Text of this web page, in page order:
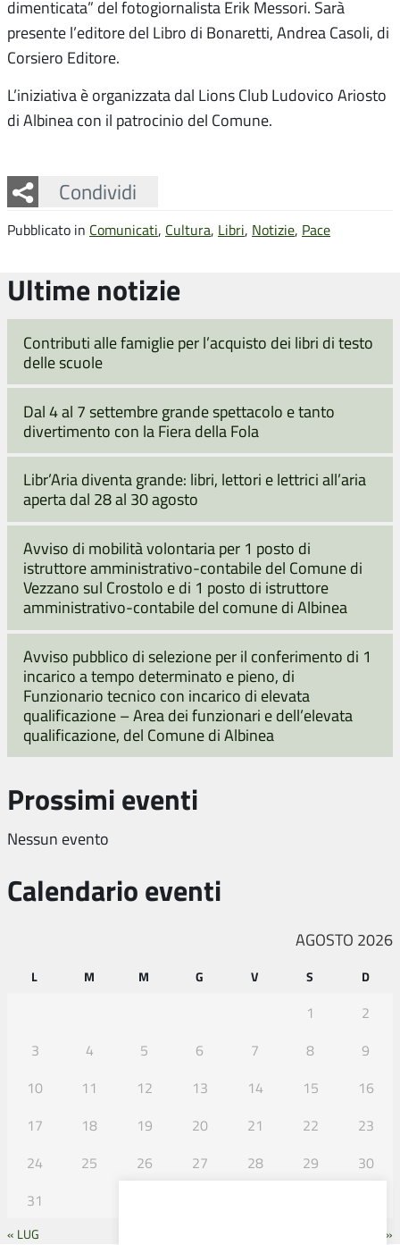
dimenticata” del fotogiornalista Erik Messori. Sarà
presente l’editore del Libro di Bonaretti, Andrea Casoli, di
Corsiero Editore.
L’iniziativa è organizzata dal Lions Club Ludovico Ariosto
di Albinea con il patrocinio del Comune.
Condividi
Facebook
Twitter
Whatsapp
Pubblicato in Comunicati, Cultura, Libri, Notizie, Pace
Ultime notizie
Contributi alle famiglie per l’acquisto dei libri di testo
delle scuole
Dal 4 al 7 settembre grande spettacolo e tanto
divertimento con la Fiera della Fola
Libr’Aria diventa grande: libri, lettori e lettrici all’aria
aperta dal 28 al 30 agosto
Avviso di mobilità volontaria per 1 posto di
istruttore amministrativo-contabile del Comune di
Vezzano sul Crostolo e di 1 posto di istruttore
amministrativo-contabile del comune di Albinea
Avviso pubblico di selezione per il conferimento di 1
incarico a tempo determinato e pieno, di
Funzionario tecnico con incarico di elevata
qualificazione – Area dei funzionari e dell’elevata
qualificazione, del Comune di Albinea
Prossimi eventi
Nessun evento
Calendario eventi
AGOSTO 2026
L M M G V S D
1
2
3
4 5 6 7 8
9
10
11 12 13 14 15
16
17
18 19 20 21 22
23
24
25 26 27 28 29
30
31
« LUG SET »